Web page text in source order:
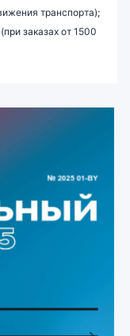
транспорта);
заказах от 1500